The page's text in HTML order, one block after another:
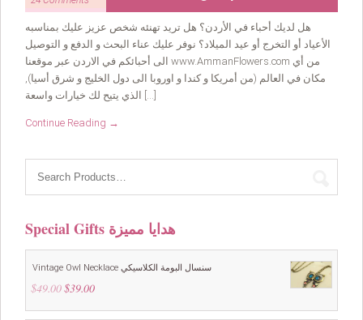
هل لديك أحباء في الأردن؟ هل تريد تهنئه شخص عزيز عليك بمناسبه
الأعياد أو التخرج أو عيد الميلاد؟ نوفر عليك عناء البحث و الدفع و التوصيل
الى أحبائكم في الاردن عبر موقعنا www.AmmanFlowers.com من أي
مكان في العالم (من أمريكا و كندا و اوروبا الى دول الخليج و شرق أسيا),
الذي يتيح لك خيارات واسعة […]
Continue Reading →
Special Gifts هدايا مميزة
Vintage Owl Necklace سنسال البومة الكلاسيكي
$49.00 Original
was:
$39.00Current
is: